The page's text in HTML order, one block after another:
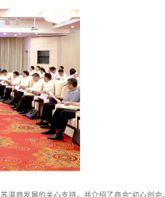
温商发展的关心支持，并介绍了商会“初心创会